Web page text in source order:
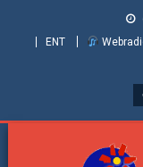
ENT